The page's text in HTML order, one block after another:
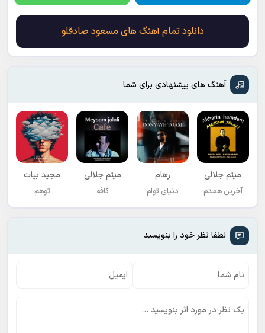
دانلود تمام آهنگ های مسعود صادقلو
آهنگ های پیشنهادی برای شما
میثم جلالی
آخرین همدم
رهام
دنیای توام
میثم جلالی
کافه
مجید بیات
توهم
لطفا نظر خود را بنویسید